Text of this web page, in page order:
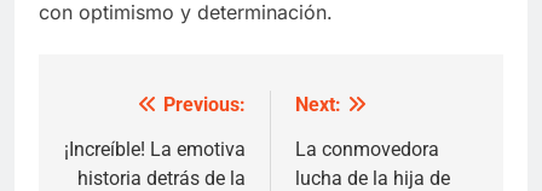
con optimismo y determinación.
navigation
Previous:
¡Increíble! La emotiva
historia detrás de la
Next:
La conmovedora
lucha de la hija de